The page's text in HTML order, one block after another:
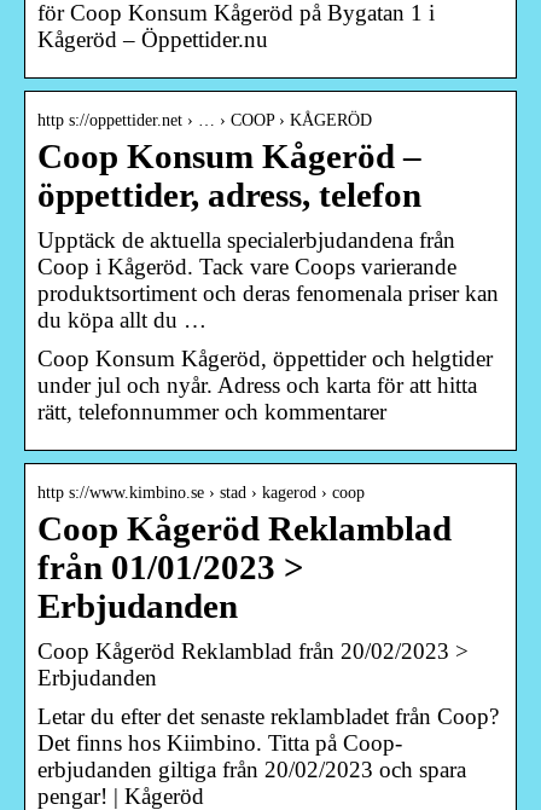
för Coop Konsum Kågeröd på Bygatan 1 i
Kågeröd – Öppettider.nu
http s://oppettider.net › … › COOP › KÅGERÖD
Coop Konsum Kågeröd –
öppettider, adress, telefon
Upptäck de aktuella specialerbjudandena från
Coop i Kågeröd. Tack vare Coops varierande
produktsortiment och deras fenomenala priser kan
du köpa allt du …
Coop Konsum Kågeröd, öppettider och helgtider
under jul och nyår. Adress och karta för att hitta
rätt, telefonnummer och kommentarer
http s://www.kimbino.se › stad › kagerod › coop
Coop Kågeröd Reklamblad
från 01/01/2023 >
Erbjudanden
Coop Kågeröd Reklamblad från 20/02/2023 >
Erbjudanden
Letar du efter det senaste reklambladet från Coop?
Det finns hos Kiimbino. Titta på Coop-
erbjudanden giltiga från 20/02/2023 och spara
pengar! | Kågeröd